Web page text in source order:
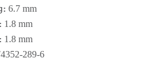
6.7 mm
1.8 mm
1.8 mm
289-6